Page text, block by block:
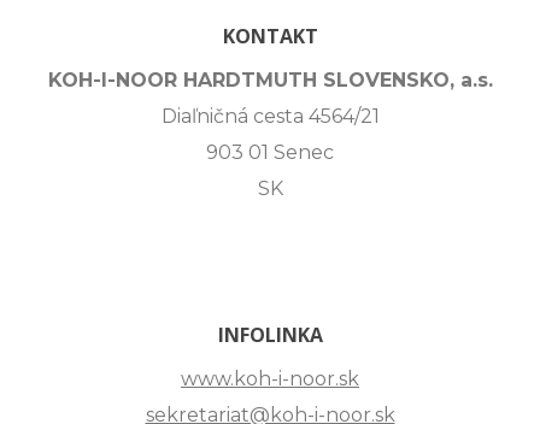
KONTAKT
KOH-I-NOOR HARDTMUTH SLOVENSKO, a.s.
Diaľničná cesta 4564/21
903 01 Senec
SK
INFOLINKA
www.koh-i-noor.sk
sekretariat@koh-i-noor.sk